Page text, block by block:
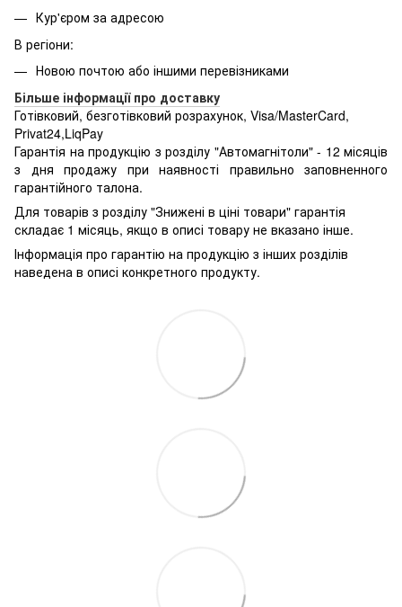
Кур'єром за адресою
В регіони:
Новою почтою або іншими перевізниками
Більше інформації про доставку
Готівковий, безготівковий розрахунок, Visa/MasterCard,
Privat24,LiqPay
Гарантія на продукцію з розділу "Автомагнітоли" - 12 місяців
з дня продажу при наявності правильно заповненного
гарантійного талона.
Для товарів з розділу "Знижені в ціні товари" гарантія
складає 1 місяць, якщо в описі товару не вказано інше.
Інформація про гарантію на продукцію з інших розділів
наведена в описі конкретного продукту.